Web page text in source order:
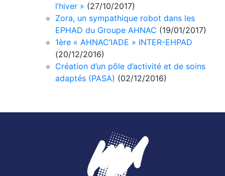
l’hiver » (27/10/2017)
Zora, un sympathique robot dans les
EPHAD du Groupe AHNAC (19/01/2017)
1ère « AHNAC’IADE » INTER-EHPAD
(20/12/2016)
Création d’un pôle d’activité et de soins
adaptés (PASA) (02/12/2016)